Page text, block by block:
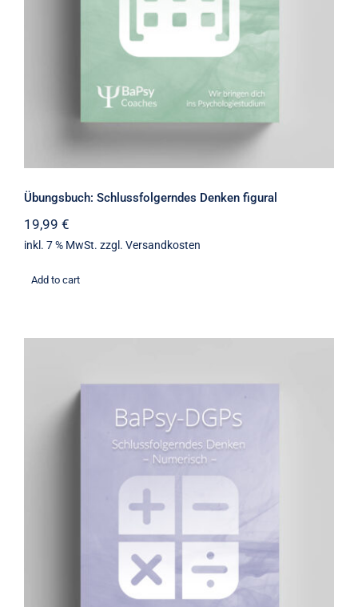
Übungsbuch: Schlussfolgerndes Denken figural
19,99 €
inkl. 7 % MwSt. zzgl. Versandkosten
Add to cart
Übungsbuch: Schlussfolgerndes
Denken numerisch